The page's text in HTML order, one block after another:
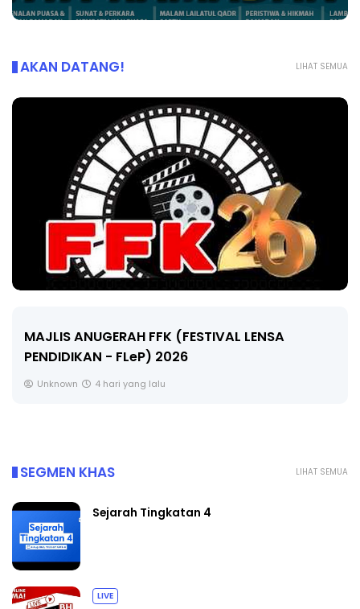
LIHAT SEMUA
AKAN DATANG!
MAJLIS ANUGERAH FFK (FESTIVAL LENSA
PENDIDIKAN - FLeP) 2026
Unknown 4 hari yang lalu
LIHAT SEMUA
SEGMEN KHAS
Sejarah Tingkatan 4
LIVE